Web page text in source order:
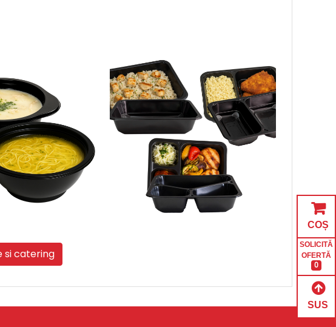
si catering
COȘ
SOLICITĂ
OFERTĂ
0
SUS